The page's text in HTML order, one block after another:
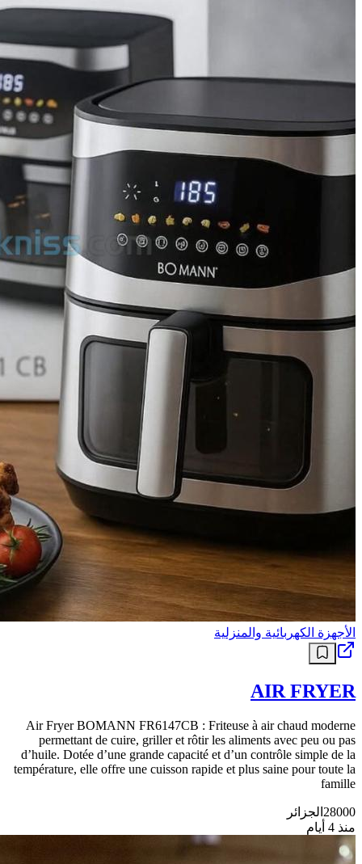
الأجهزة الكهربائية والمنزلية
AIR FRYER
Air Fryer BOMANN FR6147CB : Friteuse à air chaud moderne
permettant de cuire, griller et rôtir les aliments avec peu ou pas
d’huile. Dotée d’une grande capacité et d’un contrôle simple de la
température, elle offre une cuisson rapide et plus saine pour toute la
famille
28000 الجزائر
منذ 4 أيام